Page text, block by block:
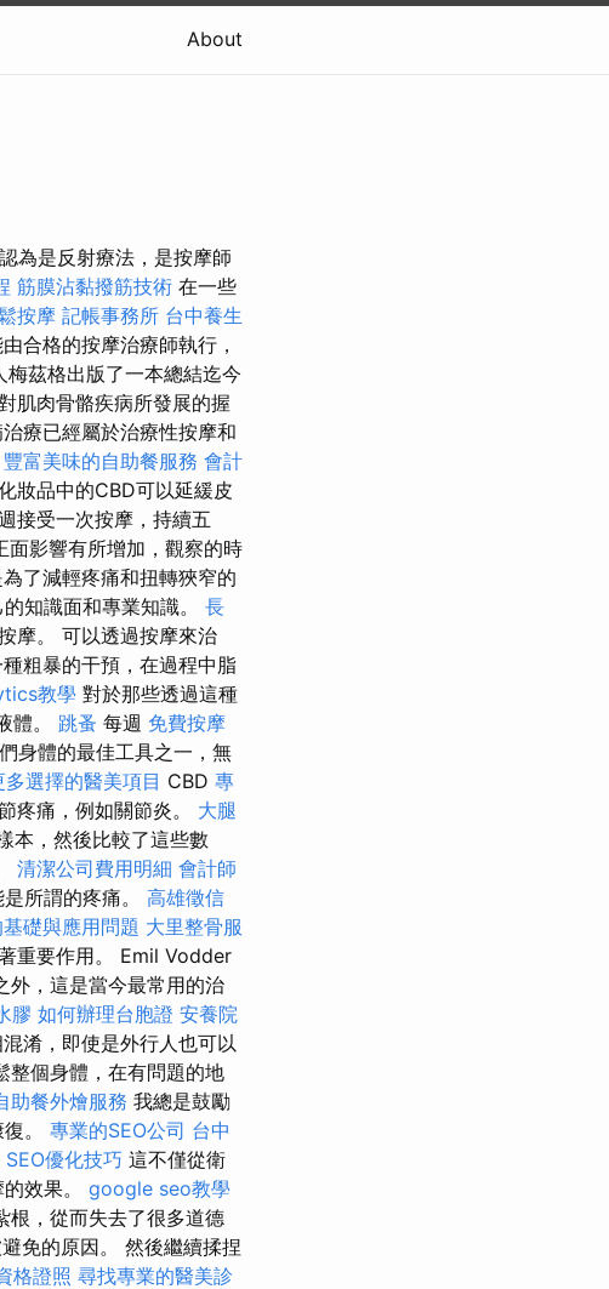
About
為是反射療法，是按摩師
筋膜沾黏撥筋技術 在一些
按摩 記帳事務所 台中養生
合格的按摩治療師執行，
梅茲格出版了一本總結迄今
肌肉骨骼疾病所發展的握
療已經屬於治療性按摩和
豐富美味的自助餐服務 會計
妝品中的CBD可以延緩皮
接受一次按摩，持續五
面影響有所增加，觀察的時
了減輕疼痛和扭轉狹窄的
知識面和專業知識。 長
摩。 可以透過按摩來治
粗暴的干預，在過程中脂
教學 對於那些透過這種
體。 跳蚤 每週 免費按摩
身體的最佳工具之一，無
多選擇的醫美項目 CBD 專
疼痛，例如關節炎。 大腿
本，然後比較了這些數
清潔公司費用明細 會計師
所謂的疼痛。 高雄徵信
礎與應用問題 大里整骨服
重要作用。 Emil Vodder
外，這是當今最常用的治
膠 如何辦理台胞證 安養院
淆，即使是外行人也可以
整個身體，在有問題的地
助餐外燴服務 我總是鼓勵
。 專業的SEO公司 台中
優化技巧 這不僅從衛
效果。 google seo教學
根，從而失去了很多道德
免的原因。 然後繼續揉捏
格證照 尋找專業的醫美診